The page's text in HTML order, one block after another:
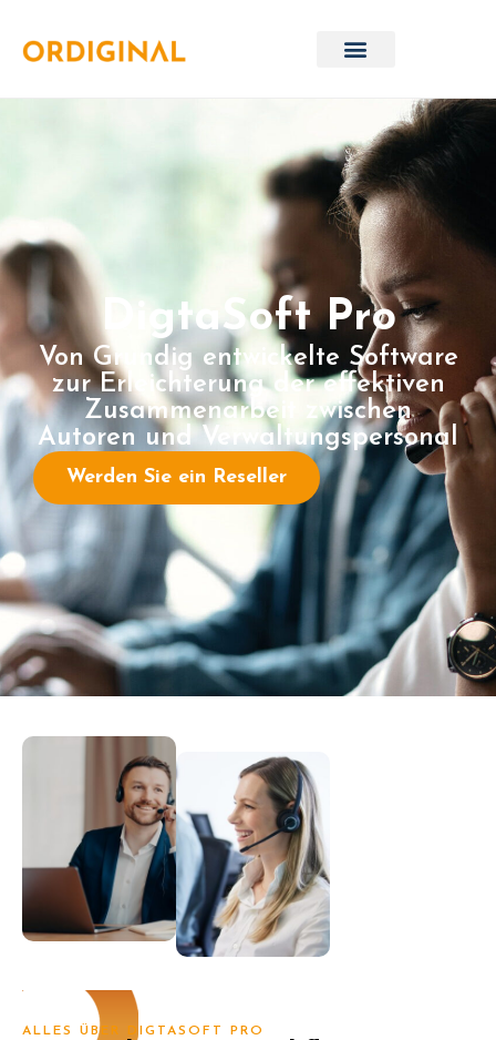
DigtaSoft Pro
Von Grundig entwickelte Software
zur Erleichterung der effektiven
Zusammenarbeit zwischen
Autoren und Verwaltungspersonal
Werden Sie ein Reseller
ALLES ÜBER DIGTASOFT PRO